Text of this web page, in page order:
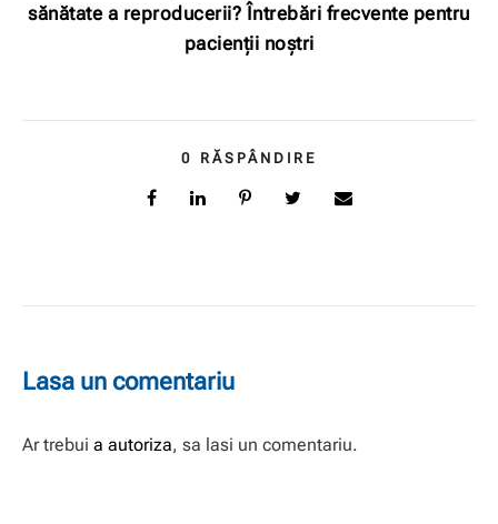
sănătate a reproducerii? Întrebări frecvente pentru
pacienții noștri
0 RĂSPÂNDIRE
Lasa un comentariu
Ar trebui a autoriza, sa lasi un comentariu.